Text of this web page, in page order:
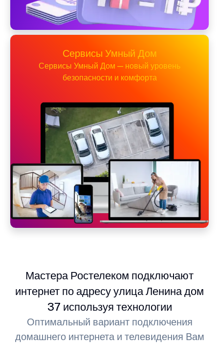
Сервисы Умный Дом
Сервисы Умный Дом — новый уровень
безопасности и комфорта
Мастера Ростелеком подключают
интернет по адресу улица Ленина дом
37 используя технологии
Оптимальный вариант подключения
домашнего интернета и телевидения Вам